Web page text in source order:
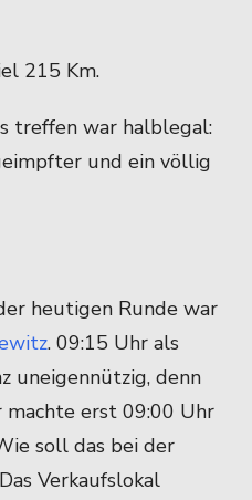
215 Km.
treffen war halblegal:
und ein völlig
heutigen Runde war
. 09:15 Uhr als
uneigennützig, denn
machte erst 09:00 Uhr
soll das bei der
Verkaufslokal